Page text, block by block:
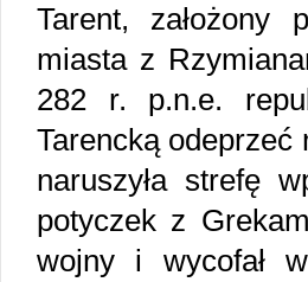
Tarent, założony
miasta z
282 r. p.n.e.
Tarencką odeprzeć
naruszyła strefę
potyczek z
wojny i wycofał